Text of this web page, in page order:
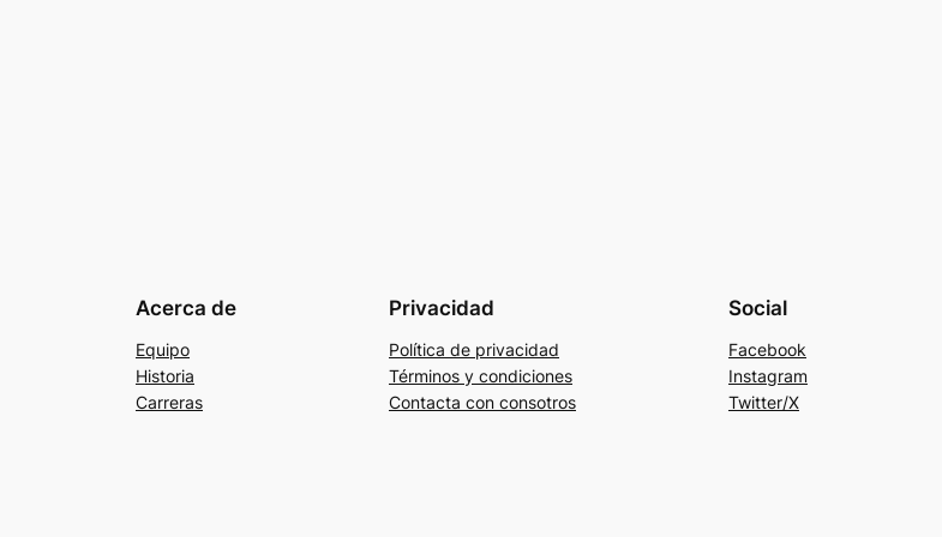
Acerca de
Equipo
Historia
Carreras
Privacidad
Política de privacidad
Términos y condiciones
Contacta con consotros
Social
Facebook
Instagram
Twitter/X